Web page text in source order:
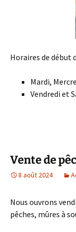
Horaires de début
Mardi,
Vendredi et
Vente de
8 août 2024
Nous ouvrons
pêches, mûres à